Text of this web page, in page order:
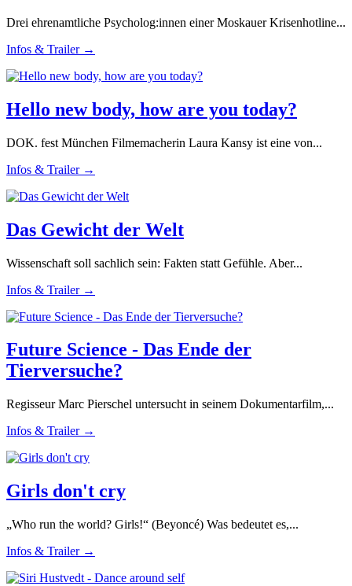
Drei ehrenamtliche Psycholog:innen einer Moskauer Krisenhotline...
Infos & Trailer →
Hello new body, how are you today?
DOK. fest München Filmemacherin Laura Kansy ist eine von...
Infos & Trailer →
Das Gewicht der Welt
Wissenschaft soll sachlich sein: Fakten statt Gefühle. Aber...
Infos & Trailer →
Future Science - Das Ende der
Tierversuche?
Regisseur Marc Pierschel untersucht in seinem Dokumentarfilm,...
Infos & Trailer →
Girls don't cry
„Who run the world? Girls!“ (Beyoncé) Was bedeutet es,...
Infos & Trailer →